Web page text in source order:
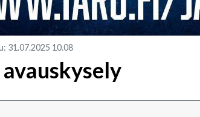
: 31.07.2025 10.08